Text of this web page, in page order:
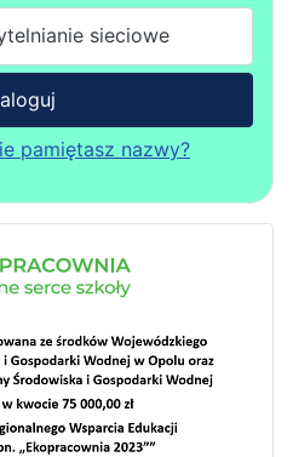
sieciowe
pamiętasz nazwy?